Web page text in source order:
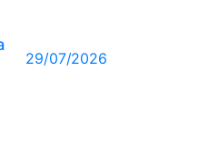
29/07/2026